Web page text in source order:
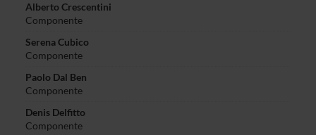
Alberto Crescentini
Componente
Serena Cubico
Componente
Paolo Dal Ben
Componente
Denis Delfitto
Componente